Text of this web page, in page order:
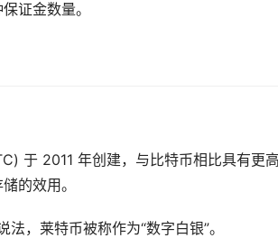
证金数量。
于 2011 年创建，与比特币相比具有更高
的效用。
法，莱特币被称作为“数字白银”。